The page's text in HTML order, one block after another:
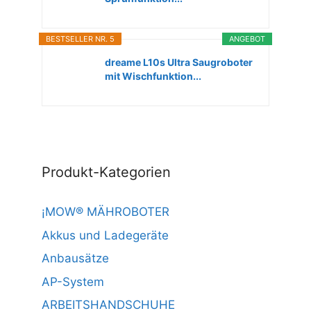
ANGEBOT
BESTSELLER NR. 5
dreame L10s Ultra Saugroboter
mit Wischfunktion...
Produkt-Kategorien
¡MOW® MÄHROBOTER
Akkus und Ladegeräte
Anbausätze
AP-System
ARBEITSHANDSCHUHE